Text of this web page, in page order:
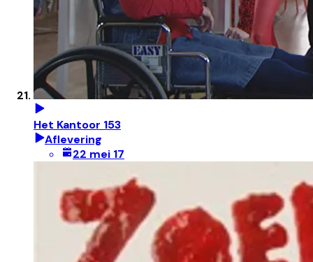
Het Kantoor 153
Aflevering
22 mei 17